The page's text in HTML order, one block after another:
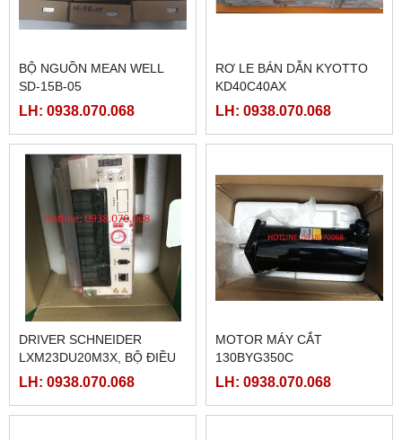
BỘ NGUỒN MEAN WELL
SD-15B-05
LH: 0938.070.068
RƠ LE BÁN DẪN KYOTTO
KD40C40AX
LH: 0938.070.068
DRIVER SCHNEIDER
LXM23DU20M3X, BỘ ĐIỀU
KHIỂN SERVO
LH: 0938.070.068
MOTOR MÁY CẮT
130BYG350C
LH: 0938.070.068